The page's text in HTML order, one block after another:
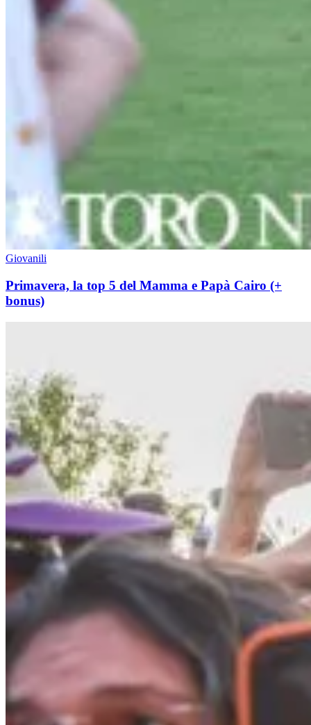
Giovanili
Primavera, la top 5 del Mamma e Papà Cairo (+
bonus)